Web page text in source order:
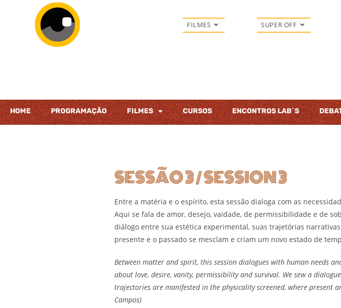
FILMES SUPER OFF
HOME PROGRAMAÇÃO FILMES CURSOS ENCONTROS LAB´S
SESSÃO 3 / SESSION 3
Entre a matéria e o espírito, esta sessão dialoga com as
Aqui se fala de amor, desejo, vaidade, de permissibilidade e de
diálogo entre sua estética experimental, suas trajetórias
presente e o passado se mesclam e criam um novo estado de
Between matter and spirit, this session dialogues with human needs
about love, desire, vanity, permissibility and survival. We sew a
trajectories are manifested in the physicality screened, where present
Campos)